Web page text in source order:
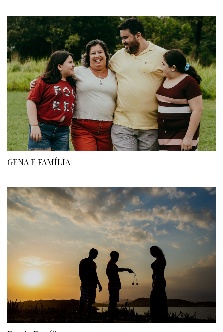
GENA E FAMÍLIA